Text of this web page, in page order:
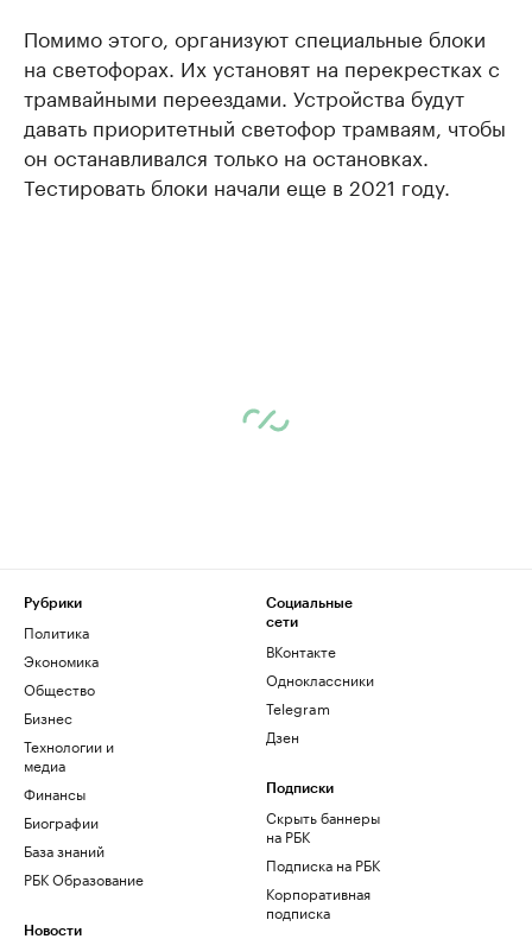
Помимо этого, организуют специальные блоки
на светофорах. Их установят на перекрестках с
трамвайными переездами. Устройства будут
давать приоритетный светофор трамваям, чтобы
он останавливался только на остановках.
Тестировать блоки начали еще в 2021 году.
Рубрики
Политика
Экономика
Общество
Бизнес
Технологии и
медиа
Финансы
Биографии
База знаний
РБК Образование
Новости
Социальные
сети
ВКонтакте
Одноклассники
Telegram
Дзен
Подписки
Скрыть баннеры
на РБК
Подписка на РБК
Корпоративная
подписка